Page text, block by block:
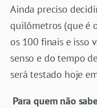
Ainda preciso
quilômetros (que é
os 100 finais e isso
senso e do tempo
será testado hoje
Para quem não